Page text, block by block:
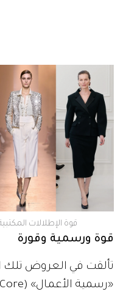
قوة الإطلالات
قوة ورسمية وقورة
تألقت في العروض تلك